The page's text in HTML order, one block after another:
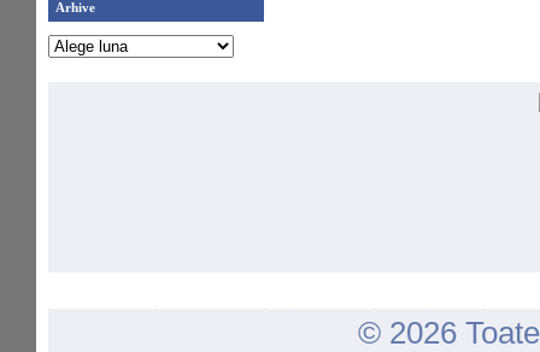
Arhive
© 2026